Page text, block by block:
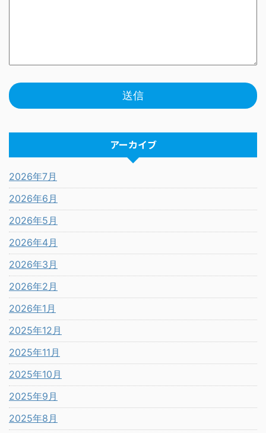
アーカイブ
2026年7月
2026年6月
2026年5月
2026年4月
2026年3月
2026年2月
2026年1月
2025年12月
2025年11月
2025年10月
2025年9月
2025年8月